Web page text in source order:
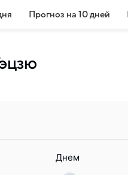
Прогноз на 10 дней
Днем